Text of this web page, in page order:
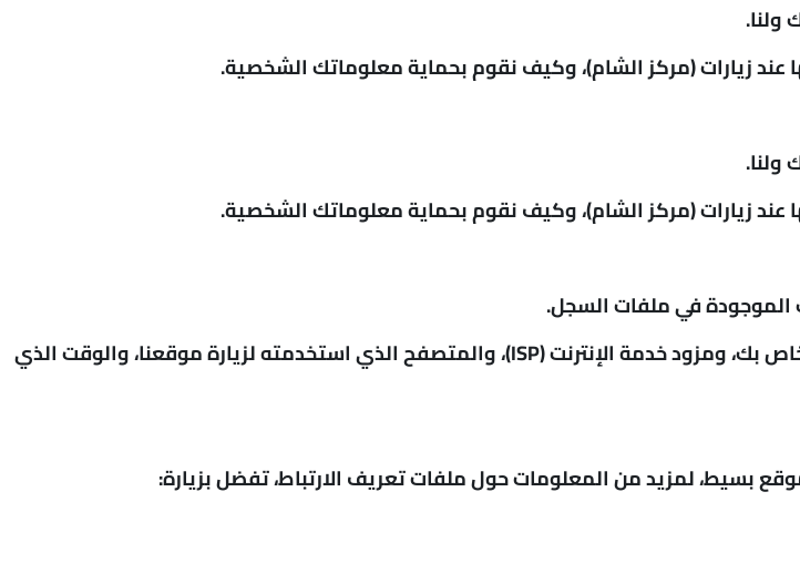
زيارات (مركز الشام)، وكيف نقوم بحماية معلوماتك الشخصية.
زيارات (مركز الشام)، وكيف نقوم بحماية معلوماتك الشخصية.
الموجودة في ملفات السجل.
تشمل المعلومات الموجودة في ملفات السجل عنوان بروتوكول الإنترنت (IP) الخاص بك، ومزود خدمة الإنترنت (ISP)، والمتصفح الذي استخدمته لزيارة موقعنا، والوقت الذي
بسيط، لمزيد من المعلومات حول ملفات تعريف الارتباط، تفضل بزيارة: